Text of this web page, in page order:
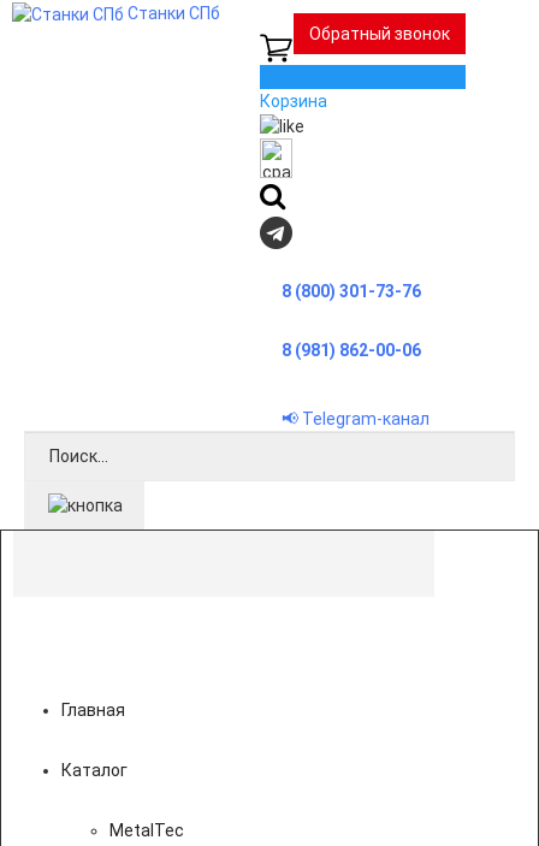
Станки СПб
Обратный звонок
Корзина
8 (800) 301-73-76
8 (981) 862-00-06
📢 Telegram-канал
Главная
Каталог
MetalTec